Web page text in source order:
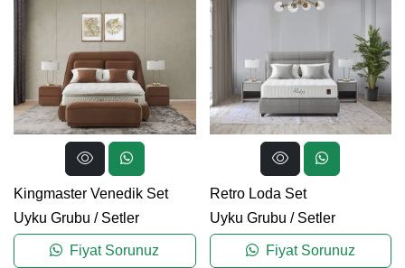
Kingmaster Venedik Set
Uyku Grubu / Setler
Fiyat Sorunuz
Retro Loda Set
Uyku Grubu / Setler
Fiyat Sorunuz